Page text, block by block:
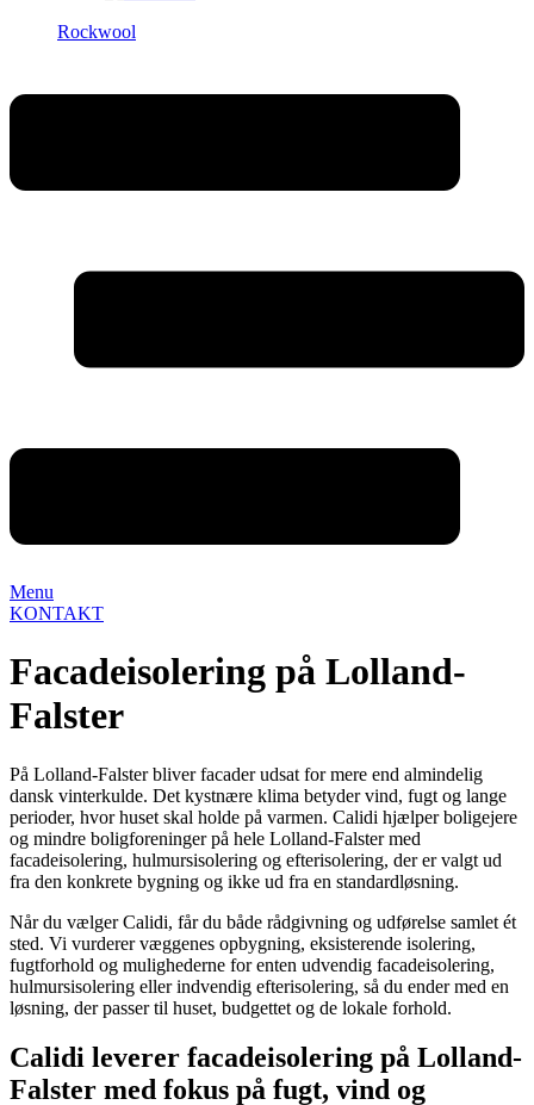
Rockwool
Menu
KONTAKT
Facadeisolering på Lolland-
Falster
På Lolland-Falster bliver facader udsat for mere end almindelig
dansk vinterkulde. Det kystnære klima betyder vind, fugt og lange
perioder, hvor huset skal holde på varmen. Calidi hjælper boligejere
og mindre boligforeninger på hele Lolland-Falster med
facadeisolering, hulmursisolering og efterisolering, der er valgt ud
fra den konkrete bygning og ikke ud fra en standardløsning.
Når du vælger Calidi, får du både rådgivning og udførelse samlet ét
sted. Vi vurderer væggenes opbygning, eksisterende isolering,
fugtforhold og mulighederne for enten udvendig facadeisolering,
hulmursisolering eller indvendig efterisolering, så du ender med en
løsning, der passer til huset, budgettet og de lokale forhold.
Calidi leverer facadeisolering på Lolland-
Falster med fokus på fugt, vind og